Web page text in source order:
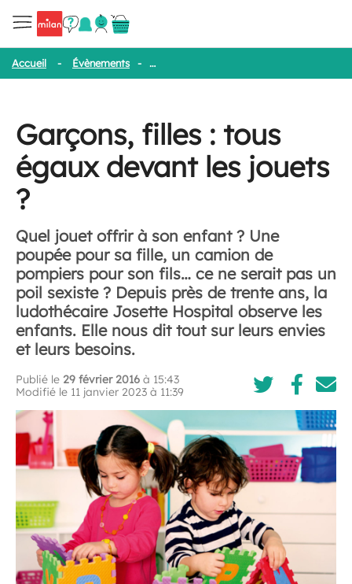
Accueil - Évènements - Garçons, filles : tous égaux devant les
Garçons, filles : tous
égaux devant les jouets
?
Quel jouet offrir à son enfant ? Une
poupée pour sa fille, un camion de
pompiers pour son fils… ce ne serait pas un
poil sexiste ? Depuis près de trente ans, la
ludothécaire Josette Hospital observe les
enfants. Elle nous dit tout sur leurs envies
et leurs besoins.
Publié le 29 février 2016 à 15:43
Modifié le 11 janvier 2023 à 11:39